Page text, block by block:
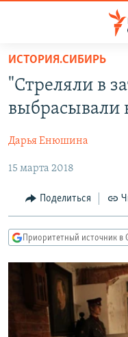
упрощенного
доступа
Вернуться
основному
Вернутся
главной
навигации
Вернутся
поиску
ПРОГРАММЫ
ПОДКАСТЫ
АВТОРСКИЕ ПРОЕКТЫ
ЦИТАТЫ СВОБОДЫ
МНЕНИЯ
КУЛЬТУРА
IDEL.РЕАЛИИ
КАВКАЗ.РЕАЛИИ
СЕВЕР.РЕАЛИИ
СИБИРЬ.РЕАЛИИ
РАСПИСАНИЕ
ИСТОРИЯ.СИБИРЬ
"Стреляли в
выбрасывали
Дарья Енюшина
15 марта 2018
Поделиться
Приоритетный источник в